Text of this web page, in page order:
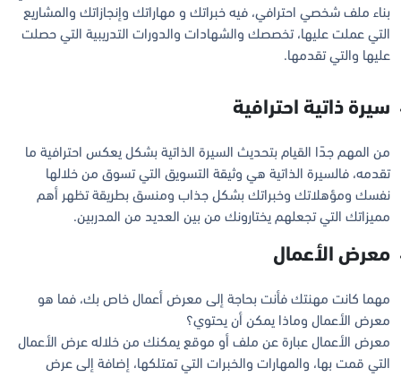
بناء ملف شخصي احترافي، فيه خبراتك و مهاراتك وإنجازاتك والمشاريع
التي عملت عليها، تخصصك والشهادات والدورات التدريبية التي حصلت
عليها والتي تقدمها.
سيرة ذاتية احترافية
من المهم جدًا القيام بتحديث السيرة الذاتية بشكل يعكس احترافية ما
تقدمه، فالسيرة الذاتية هي وثيقة التسويق التي تسوق من خلالها
نفسك ومؤهلاتك وخبراتك بشكل جذاب ومنسق بطريقة تظهر أهم
مميزاتك التي تجعلهم يختارونك من بين العديد من المدربين.
معرض الأعمال
مهما كانت مهنتك فأنت بحاجة إلى معرض أعمال خاص بك، فما هو
معرض الأعمال وماذا يمكن أن يحتوي؟
معرض الأعمال عبارة عن ملف أو موقع يمكنك من خلاله عرض الأعمال
التي قمت بها، والمهارات والخبرات التي تمتلكها، إضافة إلى عرض